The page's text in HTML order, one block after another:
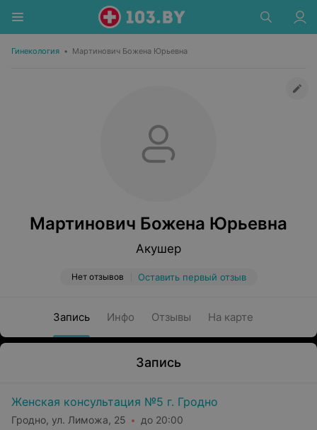
Гинекология • Мартинович Божена Юрьевна
Мартинович Божена Юрьевна
Акушер
Нет отзывов Оставить первый отзыв
Запись Инфо Отзывы На карте
Запись
Женская консультация №5 г. Гродно
Гродно, ул. Лиможа, 25 до 20:00